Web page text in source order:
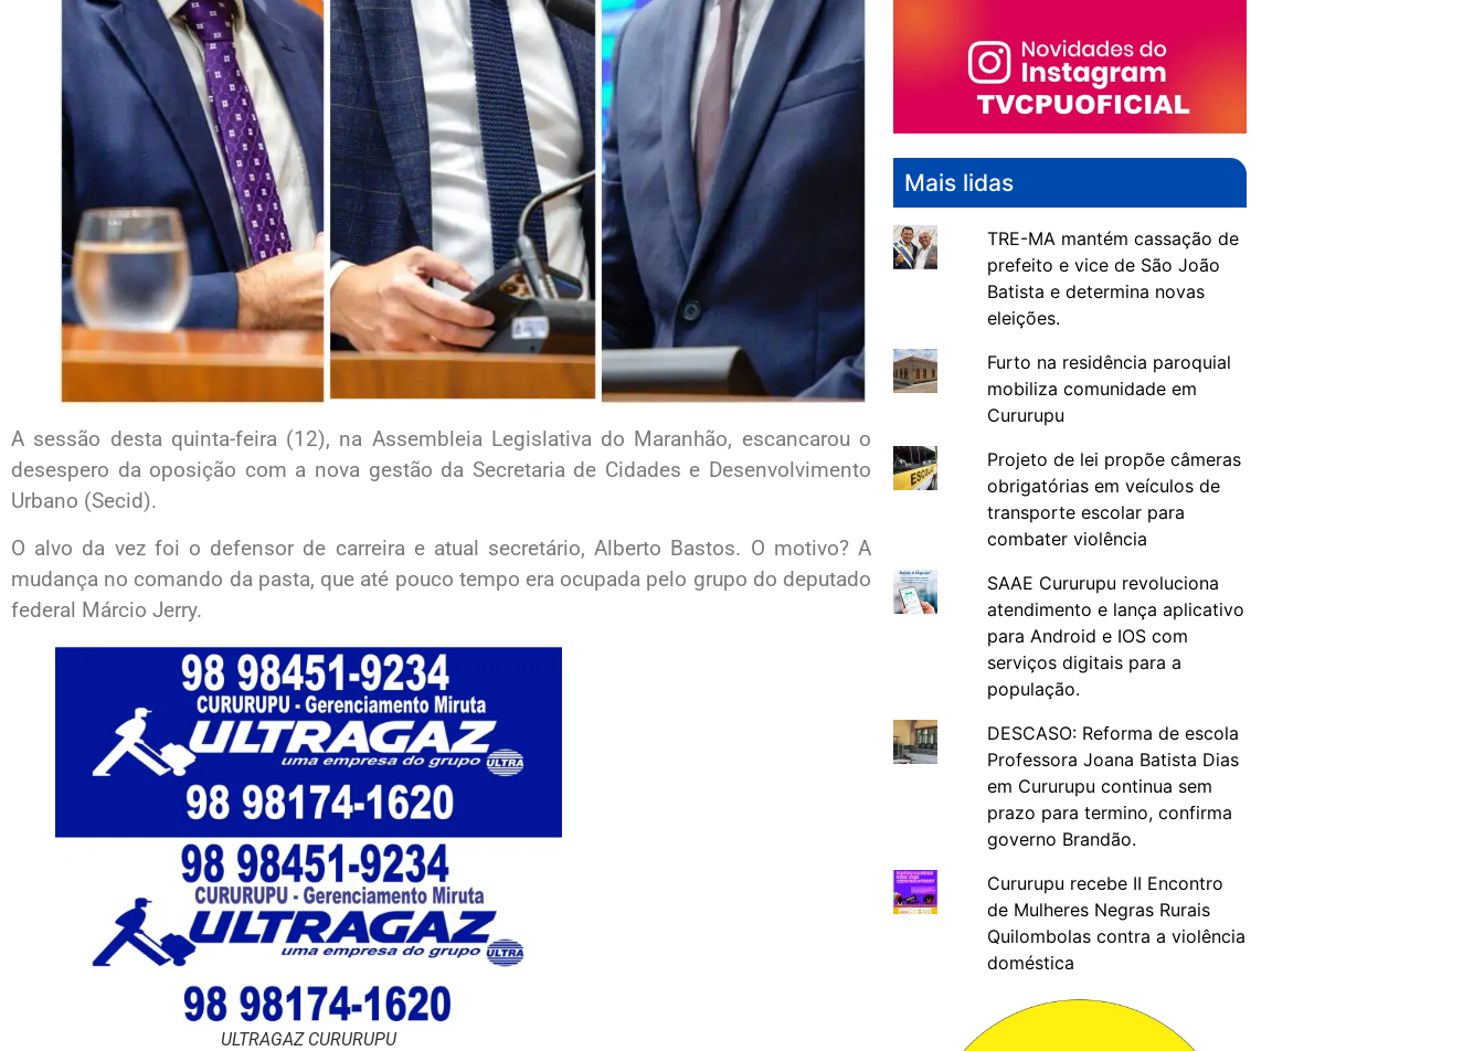
A sessão desta quinta-feira (12), na Assembleia Legislativa do Maranhão, escancarou o
desespero da oposição com a nova gestão da Secretaria de Cidades e Desenvolvimento
Urbano (Secid).
O alvo da vez foi o defensor de carreira e atual secretário, Alberto Bastos. O motivo? A
mudança no comando da pasta, que até pouco tempo era ocupada pelo grupo do deputado
federal Márcio Jerry.
ULTRAGAZ CURURUPU
Mais lidas
TRE-MA mantém cassação de
prefeito e vice de São João
Batista e determina novas
eleições.
Furto na residência paroquial
mobiliza comunidade em
Cururupu
Projeto de lei propõe câmeras
obrigatórias em veículos de
transporte escolar para
combater violência
SAAE Cururupu revoluciona
atendimento e lança aplicativo
para Android e IOS com
serviços digitais para a
população.
DESCASO: Reforma de escola
Professora Joana Batista Dias
em Cururupu continua sem
prazo para termino, confirma
governo Brandão.
Cururupu recebe II Encontro
de Mulheres Negras Rurais
Quilombolas contra a violência
doméstica